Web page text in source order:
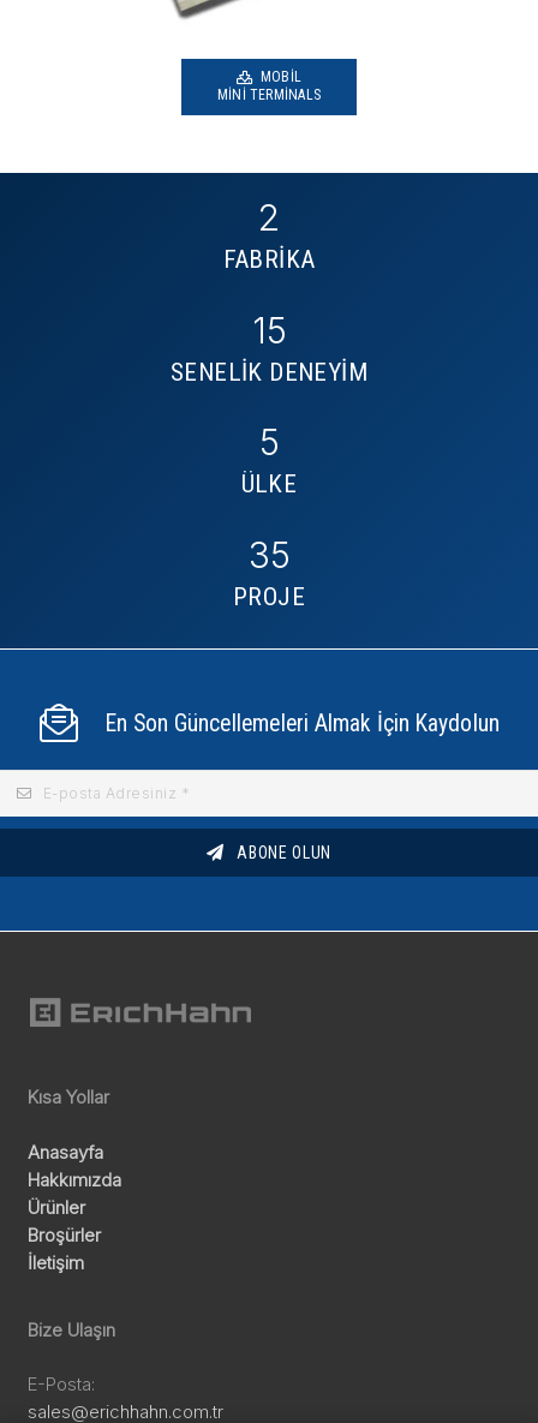
MOBIL
MINI TERMINALS
2
FABRİKA
15
SENELİK DENEYİM
5
ÜLKE
35
PROJE
En Son Güncellemeleri Almak İçin Kaydolun
ABONE OLUN
Kısa Yollar
Anasayfa
Hakkımızda
Ürünler
Broşürler
İletişim
Bize Ulaşın
E-Posta:
sales@erichhahn.com.tr